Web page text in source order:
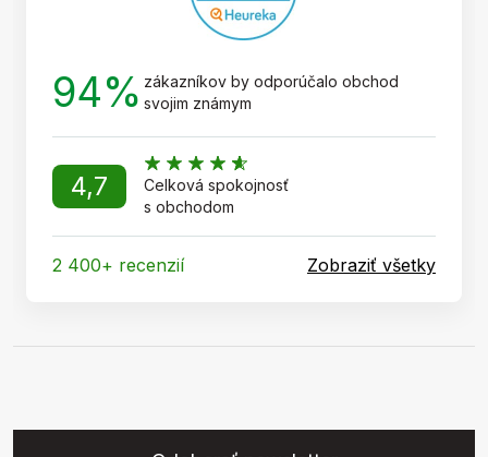
94% zákazníkov by odporúčalo obchod
svojim známym
4,7
Celková spokojnosť
s obchodom
2 400+ recenzií Zobraziť všetky